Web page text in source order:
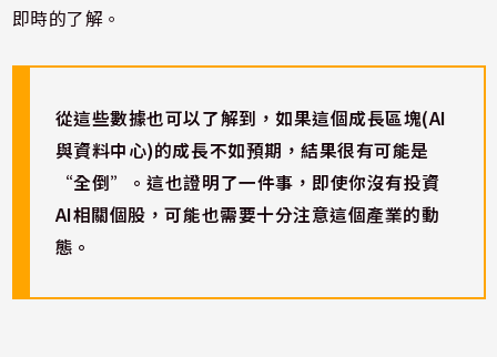
即時的了解。
從這些數據也可以了解到，如果這個成長區塊(AI
與資料中心)的成長不如預期，結果很有可能是
“全倒”。這也證明了一件事，即使你沒有投資
AI相關個股，可能也需要十分注意這個產業的動
態。